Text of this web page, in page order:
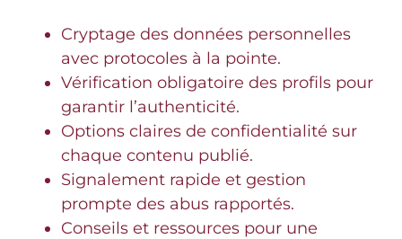
Cryptage des données personnelles
avec protocoles à la pointe.
Vérification obligatoire des profils pour
garantir l’authenticité.
Options claires de confidentialité sur
chaque contenu publié.
Signalement rapide et gestion
prompte des abus rapportés.
Conseils et ressources pour une